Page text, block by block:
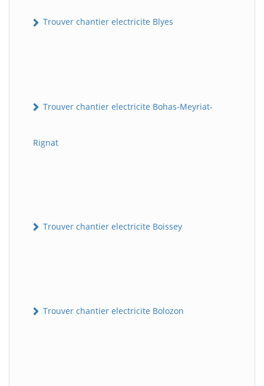
Trouver chantier electricite Blyes
Trouver chantier electricite Bohas-Meyriat-
Rignat
Trouver chantier electricite Boissey
Trouver chantier electricite Bolozon